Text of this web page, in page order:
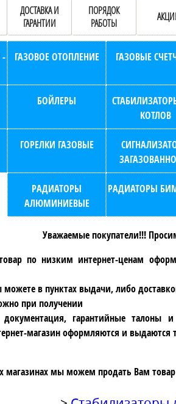
ДОСТАВКА И
ГАРАНТИИ
ПОРЯДОК
РАБОТЫ
-
ГАЗОВОЕ ОТОПЛЕНИЕ ГАЗОВЫЕ
БОЙЛЕРЫ
КОТЛОВ
ГОРЕЛКИ ГАЗОВЫЕ
РАДИАТОРЫ
АЛЮМИНИЕВЫЕ
РАДИАТОРЫ
Уважаемые покупатели!!!
по низким интернет-ценам
можете в пунктах выдачи, либо
при получении
гарантийные талоны
магазин оформляются и выдаются
магазинах мы можем продать Вам